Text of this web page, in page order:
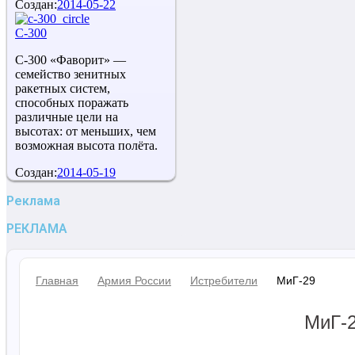
Создан:2014-05-22
С-300
С-300 «Фаворит» —
семейство зенитных
ракетных систем,
способных поражать
различные цели на
высотах: от меньших, чем
возможная высота полёта.
Создан:2014-05-19
Реклама
РЕКЛАМА
Главная Армия России Истребители МиГ-29
МиГ-